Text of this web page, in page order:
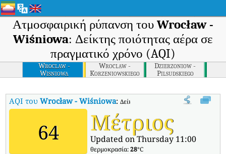
Ατμοσφαιρική ρύπανση του Wrocław -
Wiśniowa: Δείκτης ποιότητας αέρα σε
πραγματικό χρόνο (AQI)
Wroclaw -
Wisniowa
Wroclaw -
Korzeniowskiego
Dzierzoniow -
Pilsudskiego
AQI τουWrocław - Wiśniowa:Δείκτης ποιότητας αέρα σε
64 Μέτριος
Updated on Thursday 11:00
θερμοκρασία:28°C